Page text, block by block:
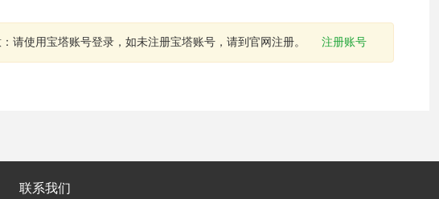
请使用宝塔账号登录，如未注册宝塔账号，请到官网注册。 注册账号
联系我们